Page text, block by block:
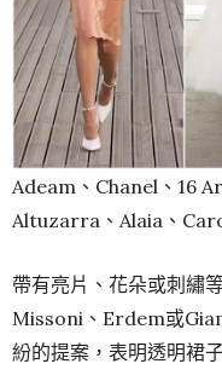
Adeam、Chanel、16
Altuzarra、Alaia、
帶有亮片、花朵或刺繡
Missoni、Erdem或
紛的提案，表明透明裙